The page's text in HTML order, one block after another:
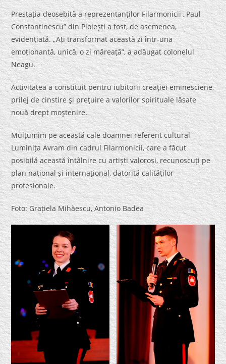
Prestația deosebită a reprezentanților Filarmonicii „Paul
Constantinescu” din Ploiești a fost, de asemenea,
evidențiată. „Ați transformat această zi într-una
emoționantă, unică, o zi măreață”, a adăugat colonelul
Neagu.
Activitatea a constituit pentru iubitorii creaţiei eminesciene,
prilej de cinstire şi preţuire a valorilor spirituale lăsate
nouă drept moştenire.
Mulțumim pe această cale doamnei referent cultural
Luminița Avram din cadrul Filarmonicii, care a făcut
posibilă această întâlnire cu artiști valoroși, recunoscuți pe
plan național și internațional, datorită calităților
profesionale.
Foto: Grațiela Mihăescu, Antonio Badea